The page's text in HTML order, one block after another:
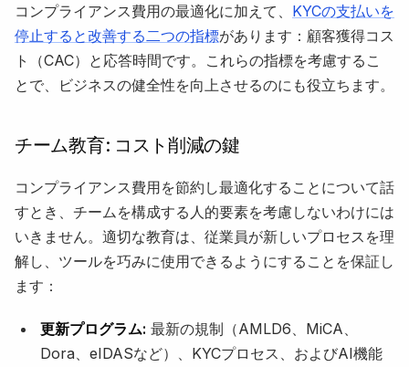
コンプライアンス費用の最適化に加えて、 KYCの支払いを
停止すると改善する二つの指標があります：顧客獲得コス
ト（CAC）と応答時間です。これらの指標を考慮するこ
とで、ビジネスの健全性を向上させるのにも役立ちます。
チーム教育: コスト削減の鍵
コンプライアンス費用を節約し最適化することについて話
すとき、チームを構成する人的要素を考慮しないわけには
いきません。適切な教育は、従業員が新しいプロセスを理
解し、ツールを巧みに使用できるようにすることを保証し
ます：
更新プログラム: 最新の規制（AMLD6、MiCA、
Dora、eIDASなど）、KYCプロセス、およびAI機能